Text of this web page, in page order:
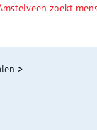
zoekt
>